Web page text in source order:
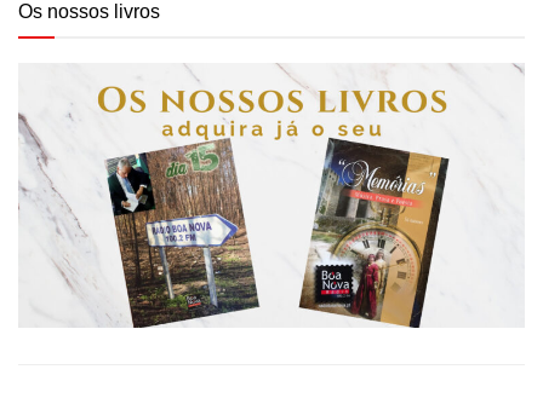
Os nossos livros